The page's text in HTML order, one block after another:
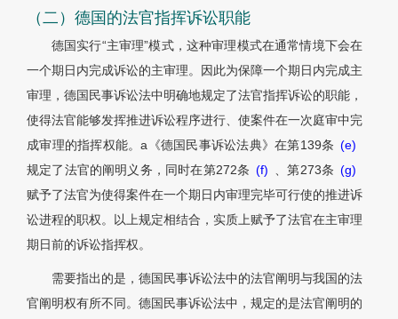
（二）德国的法官指挥诉讼职能
德国实行“主审理”模式，这种审理模式在通常情境下会在
一个期日内完成诉讼的主审理。因此为保障一个期日内完成主
审理，德国民事诉讼法中明确地规定了法官指挥诉讼的职能，
使得法官能够发挥推进诉讼程序进行、使案件在一次庭审中完
成审理的指挥权能。a《德国民事诉讼法典》在第139条 (e)
规定了法官的阐明义务，同时在第272条 (f) 、第273条 (g)
赋予了法官为使得案件在一个期日内审理完毕可行使的推进诉
讼进程的职权。以上规定相结合，实质上赋予了法官在主审理
期日前的诉讼指挥权。
需要指出的是，德国民事诉讼法中的法官阐明与我国的法
官阐明权有所不同。德国民事诉讼法中，规定的是法官阐明的